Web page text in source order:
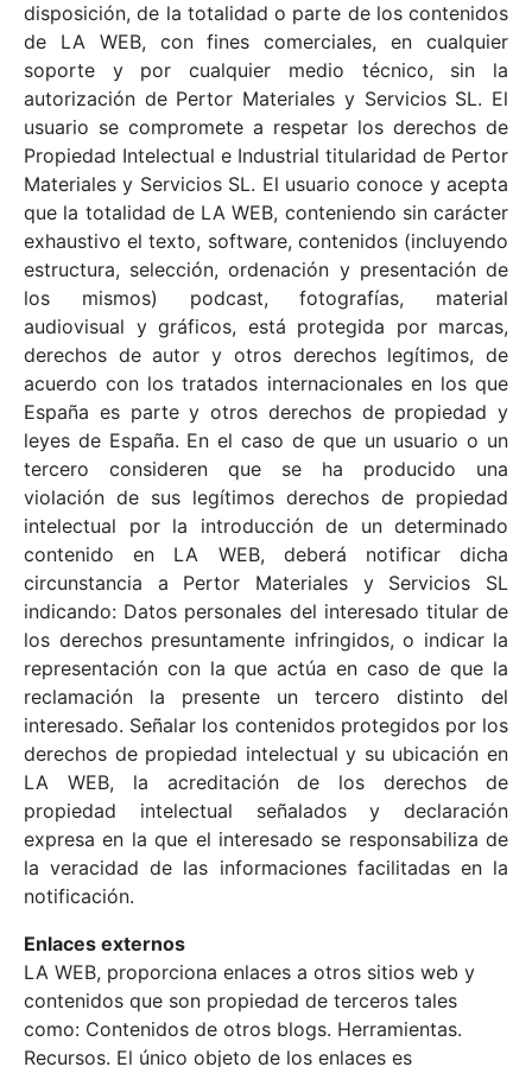
disposición, de la totalidad o parte de los contenidos
de LA WEB, con fines comerciales, en cualquier
soporte y por cualquier medio técnico, sin la
autorización de Pertor Materiales y Servicios SL. El
usuario se compromete a respetar los derechos de
Propiedad Intelectual e Industrial titularidad de Pertor
Materiales y Servicios SL. El usuario conoce y acepta
que la totalidad de LA WEB, conteniendo sin carácter
exhaustivo el texto, software, contenidos (incluyendo
estructura, selección, ordenación y presentación de
los mismos) podcast, fotografías, material
audiovisual y gráficos, está protegida por marcas,
derechos de autor y otros derechos legítimos, de
acuerdo con los tratados internacionales en los que
España es parte y otros derechos de propiedad y
leyes de España. En el caso de que un usuario o un
tercero consideren que se ha producido una
violación de sus legítimos derechos de propiedad
intelectual por la introducción de un determinado
contenido en LA WEB, deberá notificar dicha
circunstancia a Pertor Materiales y Servicios SL
indicando: Datos personales del interesado titular de
los derechos presuntamente infringidos, o indicar la
representación con la que actúa en caso de que la
reclamación la presente un tercero distinto del
interesado. Señalar los contenidos protegidos por los
derechos de propiedad intelectual y su ubicación en
LA WEB, la acreditación de los derechos de
propiedad intelectual señalados y declaración
expresa en la que el interesado se responsabiliza de
la veracidad de las informaciones facilitadas en la
notificación.
Enlaces externos
LA WEB, proporciona enlaces a otros sitios web y
contenidos que son propiedad de terceros tales
como: Contenidos de otros blogs. Herramientas.
Recursos. El único objeto de los enlaces es